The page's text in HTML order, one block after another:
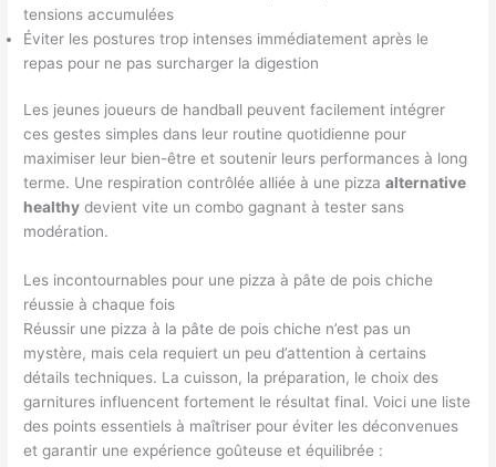
tensions accumulées
Éviter les postures trop intenses immédiatement après le
repas pour ne pas surcharger la digestion
Les jeunes joueurs de handball peuvent facilement intégrer
ces gestes simples dans leur routine quotidienne pour
maximiser leur bien-être et soutenir leurs performances à long
terme. Une respiration contrôlée alliée à une pizzaalternative
healthy devient vite un combo gagnant à tester sans
modération.
Les incontournables pour une pizza à pâte de pois chiche
réussie à chaque fois
Réussir une pizza à la pâte de pois chiche n’est pas un
mystère, mais cela requiert un peu d’attention à certains
détails techniques. La cuisson, la préparation, le choix des
garnitures influencent fortement le résultat final. Voici une liste
des points essentiels à maîtriser pour éviter les déconvenues
et garantir une expérience goûteuse et équilibrée :